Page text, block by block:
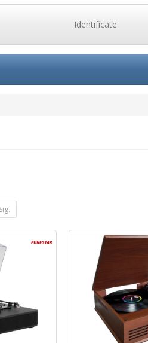
Identifícate
Sig.